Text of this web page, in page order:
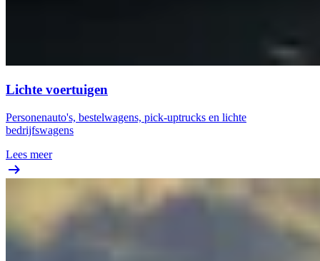
Lichte voertuigen
Personenauto's, bestelwagens, pick-uptrucks en lichte
bedrijfswagens
Lees meer